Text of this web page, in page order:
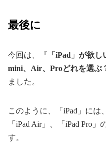
最後に
今回は、『 「iPad」が欲
mini、Air、Proどれを選ぶ
ました。
このように、「iPad」には
「iPad Air」、「iPad Pro」
す。